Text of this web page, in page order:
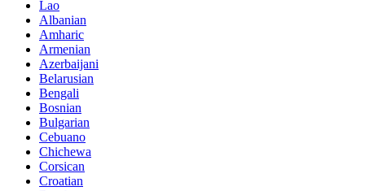
Lao
Albanian
Amharic
Armenian
Azerbaijani
Belarusian
Bengali
Bosnian
Bulgarian
Cebuano
Chichewa
Corsican
Croatian